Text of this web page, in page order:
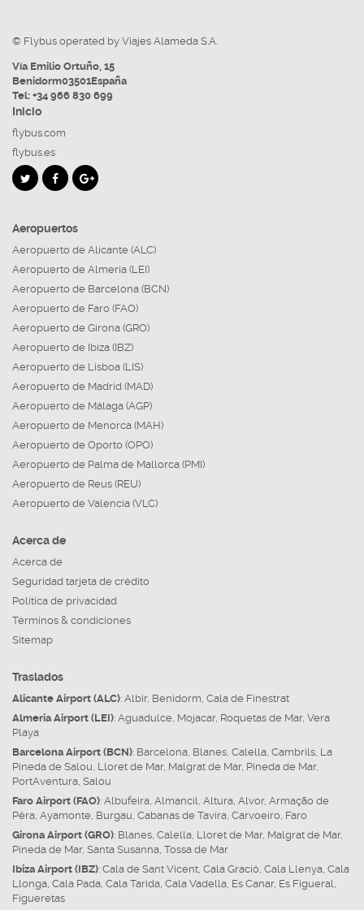
© Flybus operated by Viajes Alameda S.A.
Vía Emilio Ortuño, 15
Benidorm03501España
Tel: +34 966 830 699
Inicio
flybus.com
flybus.es
Aeropuertos
Aeropuerto de Alicante (ALC)
Aeropuerto de Almería (LEI)
Aeropuerto de Barcelona (BCN)
Aeropuerto de Faro (FAO)
Aeropuerto de Girona (GRO)
Aeropuerto de Ibiza (IBZ)
Aeropuerto de Lisboa (LIS)
Aeropuerto de Madrid (MAD)
Aeropuerto de Málaga (AGP)
Aeropuerto de Menorca (MAH)
Aeropuerto de Oporto (OPO)
Aeropuerto de Palma de Mallorca (PMI)
Aeropuerto de Reus (REU)
Aeropuerto de Valencia (VLC)
Acerca de
Acerca de
Seguridad tarjeta de crédito
Política de privacidad
Términos & condiciones
Sitemap
Traslados
Alicante Airport (ALC): Albir, Benidorm Cala de Finestrat
Almeria Airport (LEI): Aguadulce Mojacar, Roquetas de Mar, Vera
Playa
Barcelona Airport (BCN): Barcelona Blanes Calella Cambrils La
Pineda de Salou Lloret de Mar, Malgrat de Mar, Pineda de Mar,
PortAventura Salou
Faro Airport (FAO): Albufeira Almancil Altura Alvor, Armação de
Pêra Ayamonte Burgau Cabanas de Tavira Carvoeiro Faro
Girona Airport (GRO): Blanes Calella Lloret de Mar, Malgrat de Mar,
Pineda de Mar, Santa Susanna Tossa de Mar
Ibiza Airport (IBZ): Cala de Sant Vicent Cala Gració Cala Llenya Cala
Llonga Cala Pada Cala Tarida Cala Vadella Es Canar, Es Figueral
Figueretas